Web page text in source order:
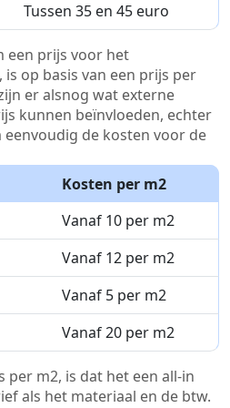
Tussen 35 en 45 euro
een prijs voor het
op basis van een prijs per
er alsnog wat externe
kunnen beïnvloeden, echter
de kosten voor de
Kosten per m2
Vanaf 10 per m2
Vanaf 12 per m2
Vanaf 5 per m2
Vanaf 20 per m2
per m2, is dat het een all-in
als het materiaal en de btw.